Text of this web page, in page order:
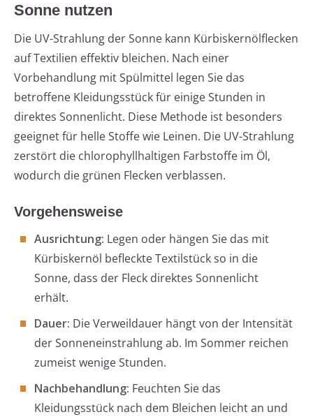
Sonne nutzen
Die UV-Strahlung der Sonne kann Kürbiskernölflecken
auf Textilien effektiv bleichen. Nach einer
Vorbehandlung mit Spülmittel legen Sie das
betroffene Kleidungsstück für einige Stunden in
direktes Sonnenlicht. Diese Methode ist besonders
geeignet für helle Stoffe wie Leinen. Die UV-Strahlung
zerstört die chlorophyllhaltigen Farbstoffe im Öl,
wodurch die grünen Flecken verblassen.
Vorgehensweise
Ausrichtung: Legen oder hängen Sie das mit
Kürbiskernöl befleckte Textilstück so in die
Sonne, dass der Fleck direktes Sonnenlicht
erhält.
Dauer: Die Verweildauer hängt von der Intensität
der Sonneneinstrahlung ab. Im Sommer reichen
zumeist wenige Stunden.
Nachbehandlung: Feuchten Sie das
Kleidungsstück nach dem Bleichen leicht an und